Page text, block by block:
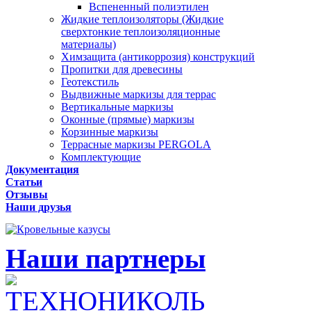
Вспененный полиэтилен
Жидкие теплоизоляторы (Жидкие
сверхтонкие теплоизоляционные
материалы)
Химзащита (антикоррозия) конструкций
Пропитки для древесины
Геотекстиль
Выдвижные маркизы для террас
Вертикальные маркизы
Оконные (прямые) маркизы
Корзинные маркизы
Террасные маркизы PERGOLA
Комплектующие
Документация
Статьи
Отзывы
Наши друзья
Наши партнеры